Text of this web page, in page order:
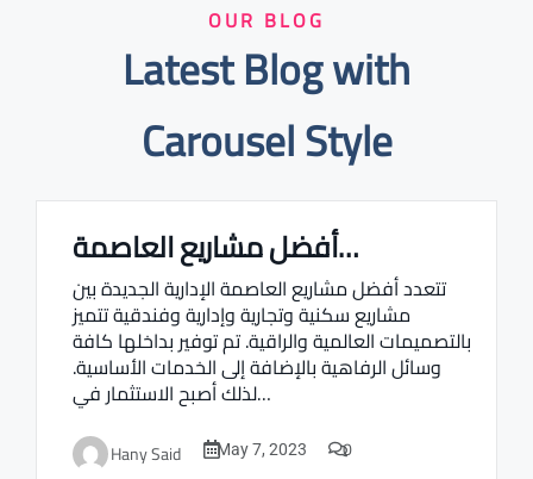
OUR BLOG
Latest Blog with
Carousel Style
Real estate Estate ville أفضل مشاريع العاصمة…
تتعدد أفضل مشاريع العاصمة الإدارية الجديدة بين
مشاريع سكنية وتجارية وإدارية وفندقية تتميز
بالتصميمات العالمية والراقية. تم توفير بداخلها كافة
وسائل الرفاهية بالإضافة إلى الخدمات الأساسية.
لذلك أصبح الاستثمار في…
Hany Said May 7, 2023 0